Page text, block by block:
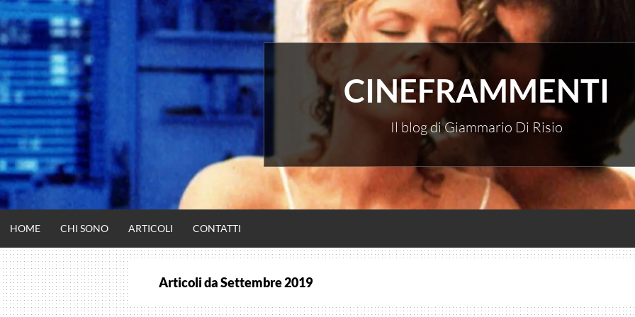
Vai
al
contenuto
CINEFRAMMENTI
Il blog di Giammario Di Risio
HOME CHI SONO ARTICOLI CONTATTI
Articoli daSettembre 2019